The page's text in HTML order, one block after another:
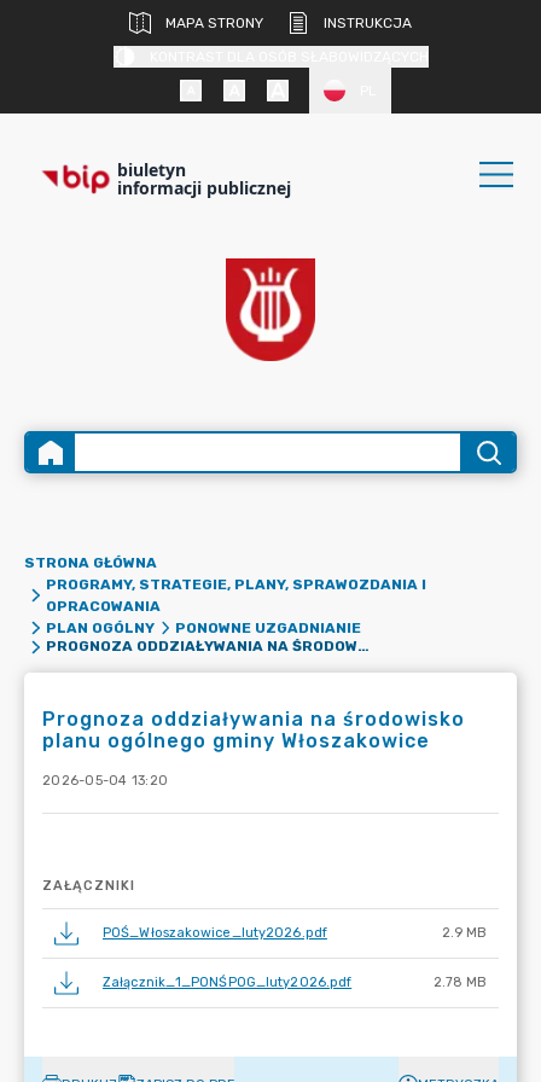
MAPA STRONY
INSTRUKCJA
biuletyn
informacji publicznej
STRONA GŁÓWNA
PROGRAMY, STRATEGIE, PLANY, SPRAWOZDANIA I
OPRACOWANIA
PLAN OGÓLNY
PONOWNE UZGADNIANIE
PROGNOZA ODDZIAŁYWANIA NA ŚRODOWISKO PLANU OGÓLNEGO GMINY WŁOSZAKOWICE
Prognoza oddziaływania na środowisko
planu ogólnego gminy Włoszakowice
2026-05-04 13:20
ZAŁĄCZNIKI
POŚ_Włoszakowice_luty2026.pdf 2.9 MB
Załącznik_1_PONŚPOG_luty2026.pdf 2.78 MB